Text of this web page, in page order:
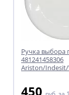
Ручка выбора
481241458306
Ariston/
450